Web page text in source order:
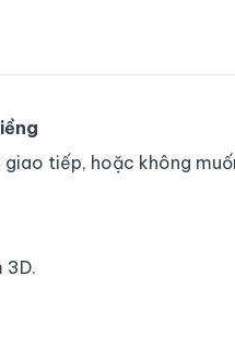
tiếp, hoặc không
3D.